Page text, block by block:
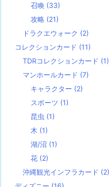
召喚 (33)
攻略 (21)
ドラクエウォーク (2)
コレクションカード (11)
TDRコレクションカード (1)
マンホールカード (7)
キャラクター (2)
スポーツ (1)
昆虫 (1)
木 (1)
湖/沼 (1)
花 (2)
沖縄観光インフラカード (2)